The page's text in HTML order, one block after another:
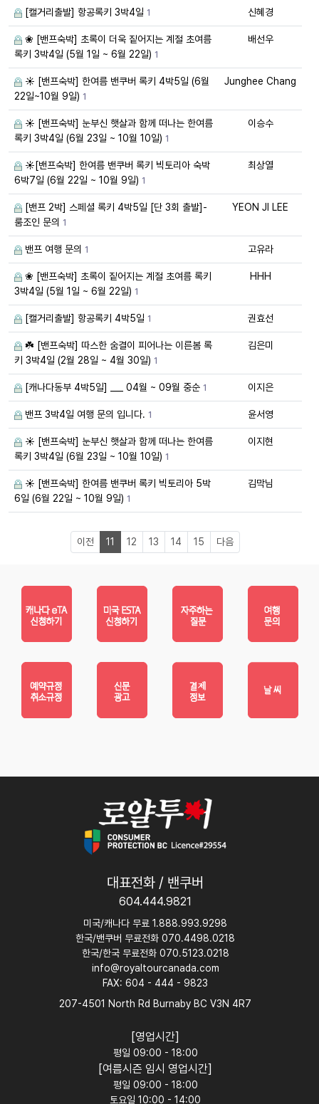
[캘거리출발] 항공록키 3박4일 1 신혜경
❀ [밴프숙박] 초록이 더욱 짙어지는 계절 초여름
록키 3박4일 (5월 1일 ~ 6월 22일) 1
배선우
☀️ [밴프숙박] 한여름 밴쿠버 록키 4박5일 (6월
22일~10월 9일) 1
Junghee Chang
☀️ [밴프숙박] 눈부신 햇살과 함께 떠나는 한여름
록키 3박4일 (6월 23일 ~ 10월 10일) 1
이승수
☀️[밴프숙박] 한여름 밴쿠버 록키 빅토리아 숙박
6박7일 (6월 22일 ~ 10월 9일) 1
최상열
[밴프 2박] 스페셜 록키 4박5일 [단 3회 출발]-
룸조인 문의 1
YEON JI LEE
밴프 여행 문의 1 고유라
❀ [밴프숙박] 초록이 짙어지는 계절 초여름 록키
3박4일 (5월 1일 ~ 6월 22일) 1
HHH
[캘거리출발] 항공록키 4박5일 1 권효선
☘️ [밴프숙박] 따스한 숨결이 피어나는 이른봄 록
키 3박4일 (2월 28일 ~ 4월 30일) 1
김은미
[캐나다동부 4박5일] ___ 04월 ~ 09월 중순 1 이지은
밴프 3박4일 여행 문의 입니다. 1 윤서영
☀️ [밴프숙박] 눈부신 햇살과 함께 떠나는 한여름
록키 3박4일 (6월 23일 ~ 10월 10일) 1
이지현
☀️ [밴프숙박] 한여름 밴쿠버 록키 빅토리아 5박
6일 (6월 22일 ~ 10월 9일) 1
김막님
이전 11 12 13 14 15 다음
대표전화 / 밴쿠버
604.444.9821
미국/캐나다 무료 1.888.993.9298
한국/밴쿠버 무료전화 070.4498.0218
한국/한국 무료전화 070.5123.0218
info@royaltourcanada.com
FAX: 604 - 444 - 9823
207-4501 North Rd Burnaby BC V3N 4R7
[영업시간]
평일 09:00 - 18:00
[여름시즌 임시 영업시간]
평일 09:00 - 18:00
토요일 10:00 - 14:00